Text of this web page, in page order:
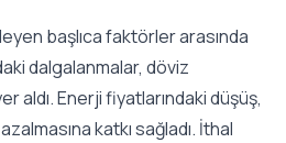
başlıca faktörler arasında
dalgalanmalar, döviz
aldı. Enerji fiyatlarındaki düşüş,
katkı sağladı. İthal